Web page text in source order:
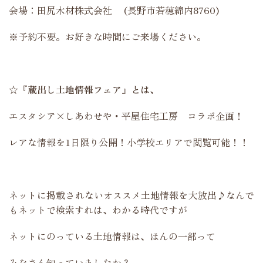
会場：田尻木材株式会社 (長野市若穂綿内8760)
※予約不要。お好きな時間にご来場ください。
☆『蔵出し土地情報フェア』とは、
エスタシア×しあわせや・平屋住宅工房 コラボ企画！
レアな情報を1日限り公開！小学校エリアで閲覧可能！！
ネットに掲載されないオススメ土地情報を大放出♪なんで
もネットで検索すれは、わかる時代ですが
ネットにのっている土地情報は、ほんの一部って